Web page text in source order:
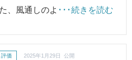
、風通しのよ ･･･続きを読む
価 2025年1月29日 公開